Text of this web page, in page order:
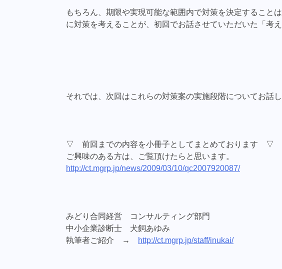
もちろん、期限や実現可能な範囲内で対策を決定すること
に対策を考えることが、初回でお話させていただいた「考
それでは、次回はこれらの対策案の実施段階についてお話し
▽ 前回までの内容を小冊子としてまとめております ▽
ご興味のある方は、ご覧頂けたらと思います。
http://ct.mgrp.jp/news/2009/03/10/qc2007920087/
みどり合同経営 コンサルティング部門
中小企業診断士 犬飼あゆみ
執筆者ご紹介 →
http://ct.mgrp.jp/staff/inukai/